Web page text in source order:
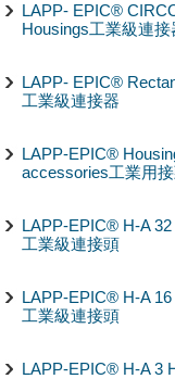
LAPP- EPIC®
Housings工業級連接
LAPP- EPIC®
工業級連接器
LAPP-EPIC®
accessories工業用
LAPP-EPIC® H-A
工業級連接頭
LAPP-EPIC® H-A
工業級連接頭
LAPP-EPIC® H-A 3